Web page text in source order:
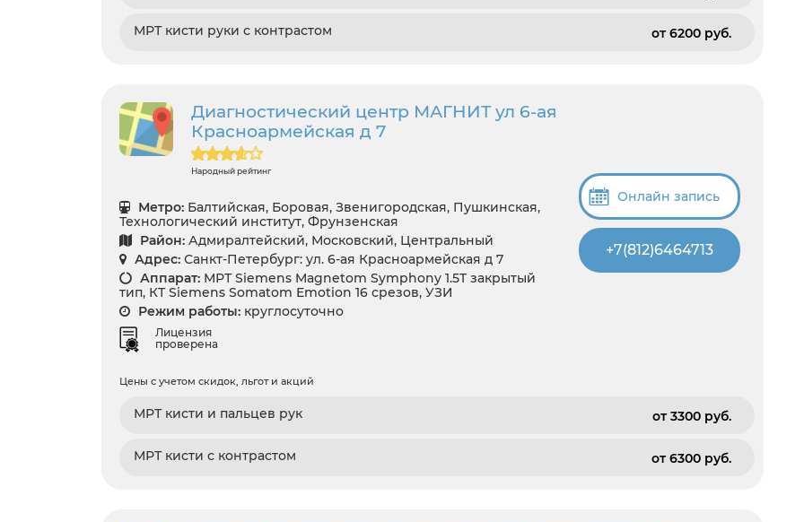
МРТ кисти руки с контрастом от 6200 pуб.
Диагностический центр МАГНИТ ул 6-ая
Красноармейская д 7
Народный рейтинг
Метро: Балтийская, Боровая, Звенигородская, Пушкинская,
Технологический институт, Фрунзенская
Район: Адмиралтейский, Московский, Центральный
Адрес: Санкт-Петербург: ул. 6-ая Красноармейская д 7
Аппарат: МРТ Siemens Magnetom Symphony 1.5T закрытый
тип, КТ Siemens Somatom Emotion 16 срезов, УЗИ
Режим работы: круглосуточно
Лицензия
проверена
Онлайн запись
+7(812)6464713
Цены с учетом скидок, льгот и акций
МРТ кисти и пальцев рук от 3300 pуб.
МРТ кисти с контрастом от 6300 pуб.